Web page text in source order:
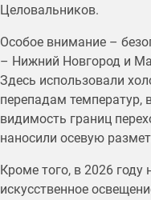
Целовальников.
Особое внимание –
– Нижний Новгород и
Здесь использовали
перепадам температур,
видимость границ
наносили осевую
Кроме того, в 2026 году
искусственное